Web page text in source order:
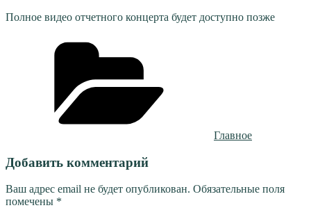
Полное видео отчетного концерта будет доступно позже
Главное
Добавить комментарий
Ваш адрес email не будет опубликован. Обязательные поля
помечены *